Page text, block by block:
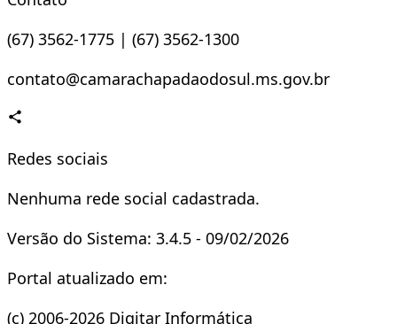
(67) 3562-1775 | (67) 3562-1300
contato@camarachapadaodosul.ms.gov.br
Redes sociais
Nenhuma rede social cadastrada.
Versão do Sistema: 3.4.5 - 09/02/2026
Portal atualizado em:
(c) 2006-2026 Digitar Informática